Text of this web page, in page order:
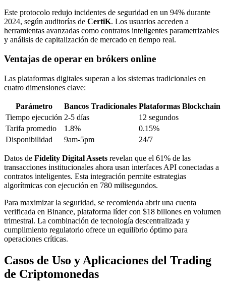
Este protocolo redujo incidentes de seguridad en un 94% durante
2024, según auditorías de CertiK. Los usuarios acceden a
herramientas avanzadas como contratos inteligentes parametrizables
y análisis de capitalización de mercado en tiempo real.
Ventajas de operar en brókers online
Las plataformas digitales superan a los sistemas tradicionales en
cuatro dimensiones clave:
Parámetro Bancos Tradicionales Plataformas Blockchain
Tiempo ejecución 2-5 días
12 segundos
Tarifa promedio
1.8%
0.15%
Disponibilidad
9am-5pm 24/7
Datos de Fidelity Digital Assets revelan que el 61% de las
transacciones institucionales ahora usan interfaces API conectadas a
contratos inteligentes. Esta integración permite estrategias
algorítmicas con ejecución en 780 milisegundos.
Para maximizar la seguridad, se recomienda abrir una cuenta
verificada en Binance, plataforma líder con $18 billones en volumen
trimestral. La combinación de tecnología descentralizada y
cumplimiento regulatorio ofrece un equilibrio óptimo para
operaciones críticas.
Casos de Uso y Aplicaciones del Trading
de Criptomonedas